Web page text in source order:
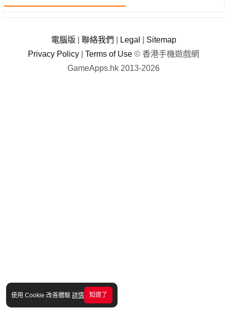
使用 Cookie 改善體驗 詳情 知道了
電腦版 聯絡我們 Legal
Sitemap
Privacy Policy
Terms of Use © 香港手機遊戲網
GameApps.hk 2013-2026